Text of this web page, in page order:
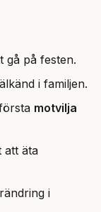
gå på festen.
i familjen.
motvilja
att äta
i